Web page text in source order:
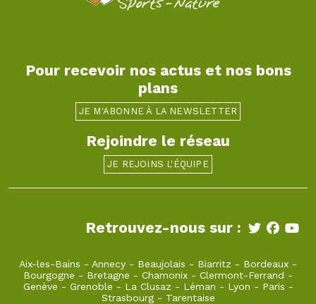
Pour recevoir nos actus et nos bons
plans
JE M'ABONNE À LA NEWSLETTER
Rejoindre le réseau
JE REJOINS L'ÉQUIPE
Retrouvez-nous sur :
Aix-les-Bains - Annecy - Beaujolais - Biarritz - Bordeaux -
Bourgogne - Bretagne - Chamonix - Clermont-Ferrand -
Genève - Grenoble - La Clusaz - Léman - Lyon - Paris -
Strasbourg- Tarentaise